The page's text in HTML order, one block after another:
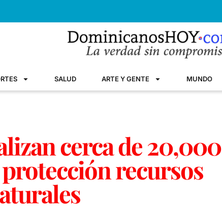
SALUD ARTE Y GENTE MUNDO
cerca de 20,000
recursos